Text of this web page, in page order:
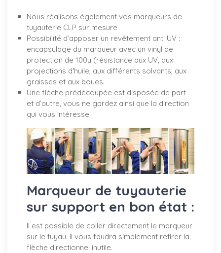
Nous réalisons également vos marqueurs de
tuyauterie CLP sur mesure
Possibilité d’apposer un revêtement anti UV :
encapsulage du marqueur avec un vinyl de
protection de 100µ (résistance aux UV, aux
projections d'huile, aux différents solvants, aux
graisses et aux boues.
Une flèche prédécoupée est disposée de part
et d’autre, vous ne gardez ainsi que la direction
qui vous intéresse.
Marqueur de tuyauterie
sur support en bon état :
Il est possible de coller directement le marqueur
sur le tuyau. Il vous faudra simplement retirer la
flèche directionnel inutile.